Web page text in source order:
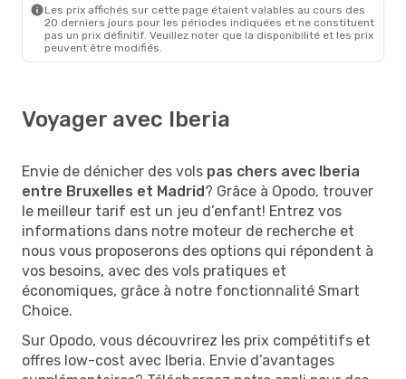
Les prix affichés sur cette page étaient valables au cours des
20 derniers jours pour les périodes indiquées et ne constituent
pas un prix définitif. Veuillez noter que la disponibilité et les prix
peuvent être modifiés.
Voyager avec Iberia
Envie de dénicher des vols pas chers avec Iberia
entre Bruxelles et Madrid? Grâce à Opodo, trouver
le meilleur tarif est un jeu d’enfant! Entrez vos
informations dans notre moteur de recherche et
nous vous proposerons des options qui répondent à
vos besoins, avec des vols pratiques et
économiques, grâce à notre fonctionnalité Smart
Choice.
Sur Opodo, vous découvrirez les prix compétitifs et
offres low-cost avec Iberia. Envie d’avantages